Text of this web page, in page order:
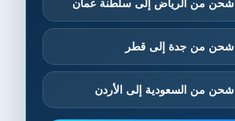
شحن من الرياض إلى سلطنة عمان
شحن من جدة إلى قطر
شحن من السعودية إلى الأردن